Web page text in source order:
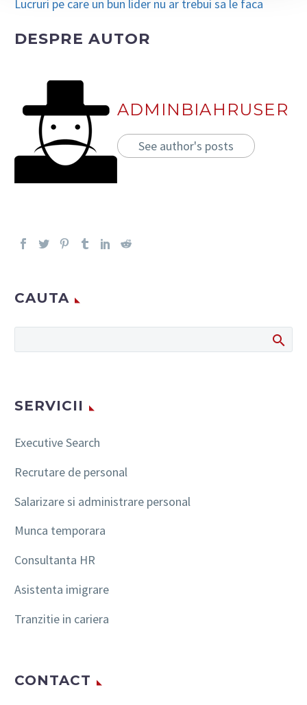
Lucruri pe care un bun lider nu ar trebui sa le faca
DESPRE AUTOR
ADMINBIAHRUSER
See author's posts
CAUTA
SERVICII
Executive Search
Recrutare de personal
Salarizare si administrare personal
Munca temporara
Consultanta HR
Asistenta imigrare
Tranzitie in cariera
CONTACT